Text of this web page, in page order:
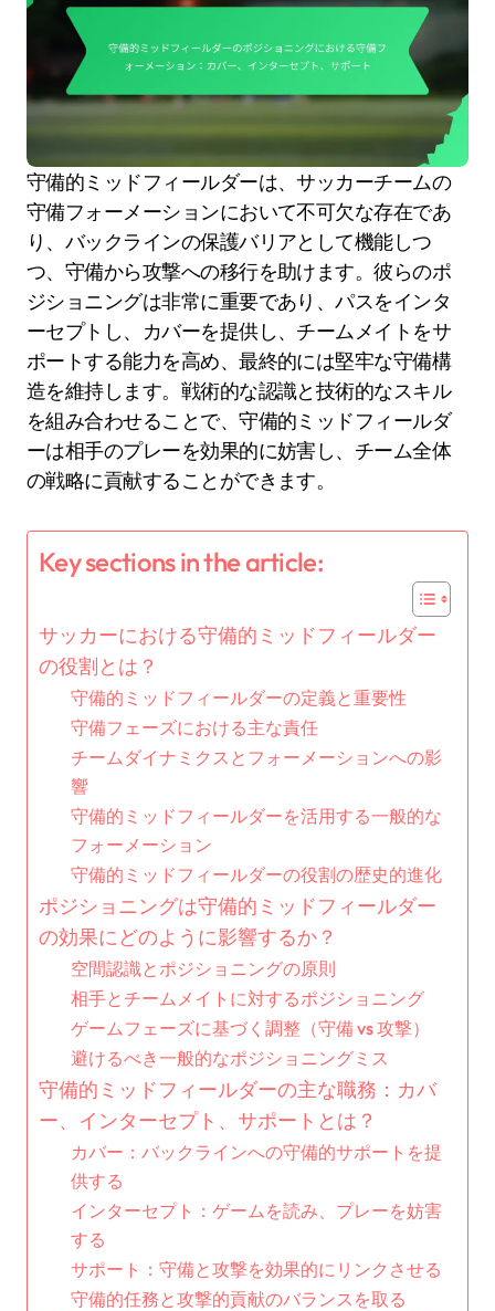
守備的ミッドフィールダーは、サッカーチームの
守備フォーメーションにおいて不可欠な存在であ
り、バックラインの保護バリアとして機能しつ
つ、守備から攻撃への移行を助けます。彼らのポ
ジショニングは非常に重要であり、パスをインタ
ーセプトし、カバーを提供し、チームメイトをサ
ポートする能力を高め、最終的には堅牢な守備構
造を維持します。戦術的な認識と技術的なスキル
を組み合わせることで、守備的ミッドフィールダ
ーは相手のプレーを効果的に妨害し、チーム全体
の戦略に貢献することができます。
Key sections in the article:
サッカーにおける守備的ミッドフィールダー
の役割とは？
守備的ミッドフィールダーの定義と重要性
守備フェーズにおける主な責任
チームダイナミクスとフォーメーションへの影
響
守備的ミッドフィールダーを活用する一般的な
フォーメーション
守備的ミッドフィールダーの役割の歴史的進化
ポジショニングは守備的ミッドフィールダー
の効果にどのように影響するか？
空間認識とポジショニングの原則
相手とチームメイトに対するポジショニング
ゲームフェーズに基づく調整（守備 vs 攻撃）
避けるべき一般的なポジショニングミス
守備的ミッドフィールダーの主な職務：カバ
ー、インターセプト、サポートとは？
カバー：バックラインへの守備的サポートを提
供する
インターセプト：ゲームを読み、プレーを妨害
する
サポート：守備と攻撃を効果的にリンクさせる
守備的任務と攻撃的貢献のバランスを取る